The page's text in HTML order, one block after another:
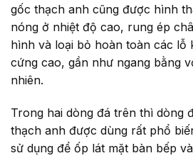
gốc thạch anh cũng được hình
nóng ở nhiệt độ cao, rung ép
hình và loại bỏ hoàn toàn các lỗ
cứng cao, gần như ngang bằng
nhiên.
Trong hai dòng đá trên thì dòng
thạch anh được dùng rất phổ
sử dụng để ốp lát mặt bàn bếp